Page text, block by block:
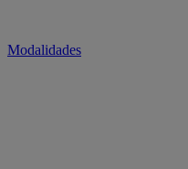
Modalidades